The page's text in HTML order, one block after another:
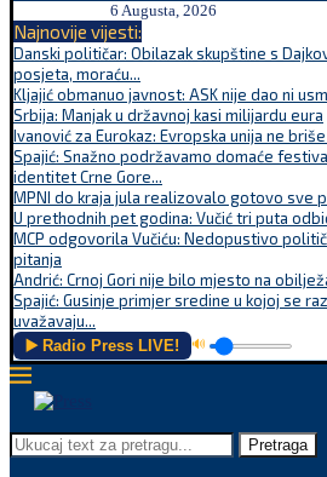
6 Augusta, 2026
Najnovije vijesti:
Danski političar: Obilazak skupštine s
posjeta, moraću...
Kljajić obmanuo javnost: ASK nije dao ni
Srbija: Manjak u državnoj kasi milijardu eura
Ivanović za Eurokaz: Evropska unija ne
Spajić: Snažno podržavamo domaće
identitet Crne Gore...
MPNI do kraja jula realizovalo gotovo sve
U prethodnih pet godina: Vučić tri puta
MCP odgovorila Vučiću: Nedopustivo
pitanja
Andrić: Crnoj Gori nije bilo mjesto na
Spajić: Gusinje primjer sredine u kojoj se
uvažavaju...
▶️ Radio Press LIVE! 🔊
Pretraga